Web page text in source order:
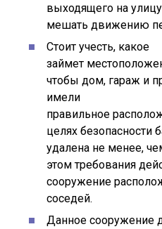
выходящего на
мешать движению
Стоит учесть, какое
займет
чтобы дом, гараж и
имели
правильное
целях безопасности
удалена не менее,
этом требования
сооружение
соседей.
Данное сооружение